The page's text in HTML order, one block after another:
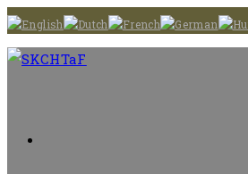
Skip
content